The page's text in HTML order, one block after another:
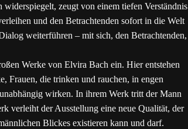
zeugt von einem tiefen Verständnis
und den Betrachtenden sofort in die Welt
weiterführen – mit sich, den Betrachtenden,
Werke von Elvira Bach ein. Hier entstehen
Frauen, die trinken und rauchen, in engen
wirken. In ihrem Werk tritt der Mann
verleiht der Ausstellung eine neue Qualität, der
Blickes existieren kann und darf.